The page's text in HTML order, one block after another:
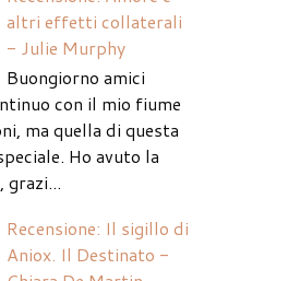
altri effetti collaterali
- Julie Murphy
Buongiorno amici
con il mio fiume
ma quella di questa
Ho avuto la
grazi...
Recensione: Il sigillo di
Aniox. Il Destinato -